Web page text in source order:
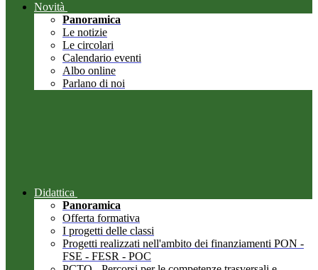
Novità
Panoramica
Le notizie
Le circolari
Calendario eventi
Albo online
Parlano di noi
Didattica
Panoramica
Offerta formativa
I progetti delle classi
Progetti realizzati nell'ambito dei finanziamenti PON -
FSE - FESR - POC